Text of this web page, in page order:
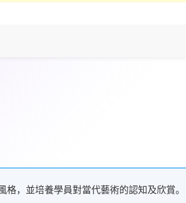
，並培養學員對當代藝術的認知及欣賞。